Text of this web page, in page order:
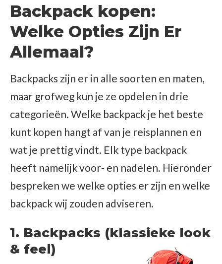
Backpack kopen:
Welke Opties Zijn Er
Allemaal?
Backpacks zijn er in alle soorten en maten,
maar grofweg kun je ze opdelen in drie
categorieën. Welke backpack je het beste
kunt kopen hangt af van je reisplannen en
wat je prettig vindt. Elk type backpack
heeft namelijk voor- en nadelen. Hieronder
bespreken we welke opties er zijn en welke
backpack wij zouden adviseren.
1. Backpacks (klassieke look
& feel)